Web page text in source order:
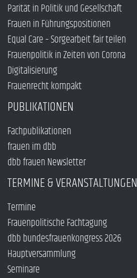
Parität in Politik und Gesellschaft
Frauen in Führungspositionen
Equal Care – Sorgearbeit fair teilen
Frauenpolitik in Zeiten von Corona
Digitalisierung
Frauenrecht kompakt
PUBLIKATIONEN
Fachpublikationen
frauen im dbb
dbb frauen Newsletter
TERMINE & VERANSTALTUNGEN
Termine
Frauenpolitische Fachtagung
dbb bundesfrauenkongress 2026
Hauptversammlung
Seminare